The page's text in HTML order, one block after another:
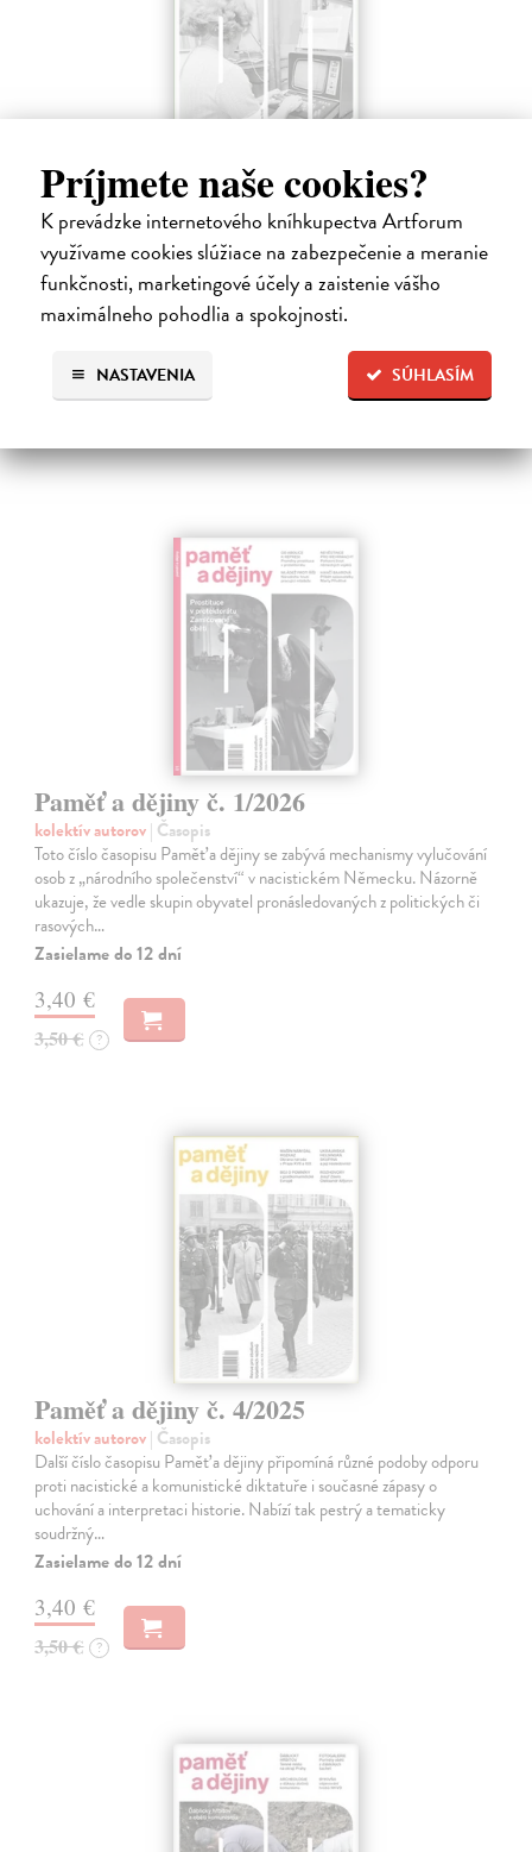
Príjmete naše cookies?
K prevádzke internetového kníhkupectva Artforum
využívame cookies slúžiace na zabezpečenie a meranie
funkčnosti, marketingové účely a zaistenie vášho
maximálneho pohodlia a spokojnosti.
SÚHLASÍM
NASTAVENIA
Paměť a dějiny č. 2/2026
kolektív autorov| Časopis
Toto číslo časopisu Paměť a dějiny se zaměřuje na vědu a techniku ve
službách Státní bezpečnosti a ukazuje, jak moderní technologie
ovlivňovaly zpravodajské aktivity i kontrolu společnosti v období
studené…
3,15 €
Paměť a dějiny č. 1/2026
kolektív autorov| Časopis
Toto číslo časopisu Paměť a dějiny se zabývá mechanismy vylučování
osob z „národního společenství“ v nacistickém Německu. Názorně
ukazuje, že vedle skupin obyvatel pronásledovaných z politických či
rasových…
Zasielame do 12 dní
3,40 €
3,50 € ?
Paměť a dějiny č. 4/2025
kolektív autorov| Časopis
Další číslo časopisu Paměť a dějiny připomíná různé podoby odporu
proti nacistické a komunistické diktatuře i současné zápasy o
uchování a interpretaci historie. Nabízí tak pestrý a tematicky
soudržný…
Zasielame do 12 dní
3,40 €
3,50 € ?